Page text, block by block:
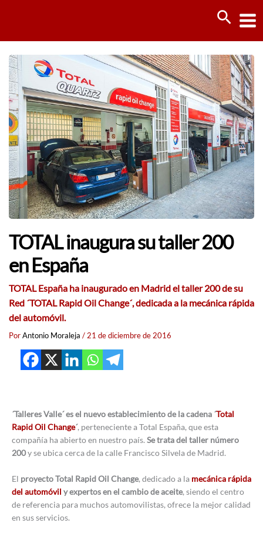
TOTAL inaugura su taller 200
en España
TOTAL España ha inaugurado en Madrid el taller 200 de su
Red ´TOTAL Rapid Oil Change´, dedicada a la mecánica rápida
del automóvil.
PorAntonio Moraleja / 21 de diciembre de 2016
´Talleres Valle´ es el nuevo establecimiento de la cadena ´Total
Rapid Oil Change´, perteneciente a Total España, que esta
compañía ha abierto en nuestro país. Se trata del taller número
200y se ubica cerca de la calle Francisco Silvela de Madrid.
El proyecto Total Rapid Oil Change, dedicado a la mecánica rápida
del automóvil y expertos en el cambio de aceite, siendo el centro
de referencia para muchos automovilistas, ofrece la mejor calidad
en sus servicios.